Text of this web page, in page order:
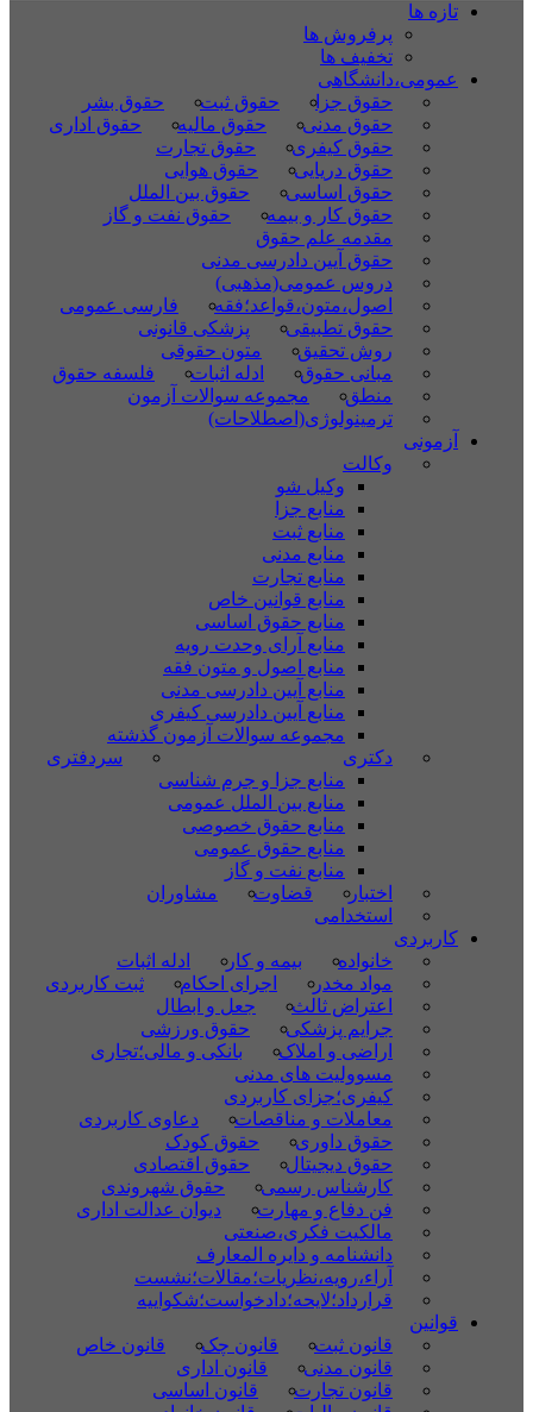
تازه ها
پرفروش ها
تخفیف ها
عمومی،دانشگاهی
حقوق جزا
حقوق ثبت
حقوق بشر
حقوق مدنی
حقوق مالیه
حقوق اداری
حقوق کیفری
حقوق تجارت
حقوق دریایی
حقوق هوایی
حقوق اساسی
حقوق بین الملل
حقوق کار و بیمه
حقوق نفت و گاز
مقدمه علم حقوق
حقوق آیین دادرسی مدنی
دروس عمومی(مذهبی)
اصول،متون،قواعد؛فقه
فارسی عمومی
حقوق تطبیقی
پزشکی قانونی
روش تحقیق
متون حقوقی
مبانی حقوق
ادله اثبات
فلسفه حقوق
منطق
مجموعه سوالات آزمون
ترمینولوژی(اصطلاحات)
آزمونی
وکالت
وکیل شو
منابع جزا
منابع ثبت
منابع مدنی
منابع تجارت
منابع قوانین خاص
منابع حقوق اساسی
منابع آرای وحدت رویه
منابع اصول و متون فقه
منابع آیین دادرسی مدنی
منابع آیین دادرسی کیفری
مجموعه سوالات آزمون گذشته
دکتری
منابع جزا و جرم شناسی
منابع بین الملل عمومی
منابع حقوق خصوصی
منابع حقوق عمومی
منابع نفت و گاز
سردفتری
اختبار قضاوت
مشاوران
استخدامی
کاربردی
خانواده
بیمه و کار
ادله اثبات
مواد مخدر
اجرای احکام
ثبت کاربردی
اعتراض ثالث
جعل و ابطال
جرایم پزشکی
حقوق ورزشی
اراضی و املاک
بانکی و مالی؛تجاری
مسوولیت های مدنی
کیفری؛جزای کاربردی
معاملات و مناقصات
دعاوی کاربردی
حقوق داوری
حقوق کودک
حقوق دیجیتال
حقوق اقتصادی
کارشناس رسمی
حقوق شهروندی
فن دفاع و مهارت
دیوان عدالت اداری
مالکیت فکری،صنعتی
دانشنامه و دایره المعارف
آراء،رویه،نظریات؛مقالات؛نشست
قرارداد؛لایحه؛دادخواست؛شکواییه
قوانین
قانون ثبت
قانون چک
قانون خاص
قانون مدنی
قانون اداری
قانون تجارت
قانون اساسی